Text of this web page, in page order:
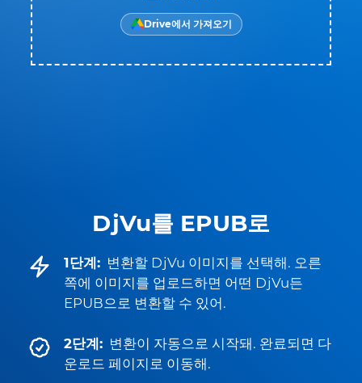
DjVu를 EPUB로
1단계: 변환할 DjVu 이미지를 선택해. 오른
쪽에 이미지를 업로드하면 어떤 DjVu든
EPUB으로 변환할 수 있어.
2단계: 변환이 자동으로 시작돼. 완료되면 다
운로드 페이지로 이동해.
Drive에서 가져오기